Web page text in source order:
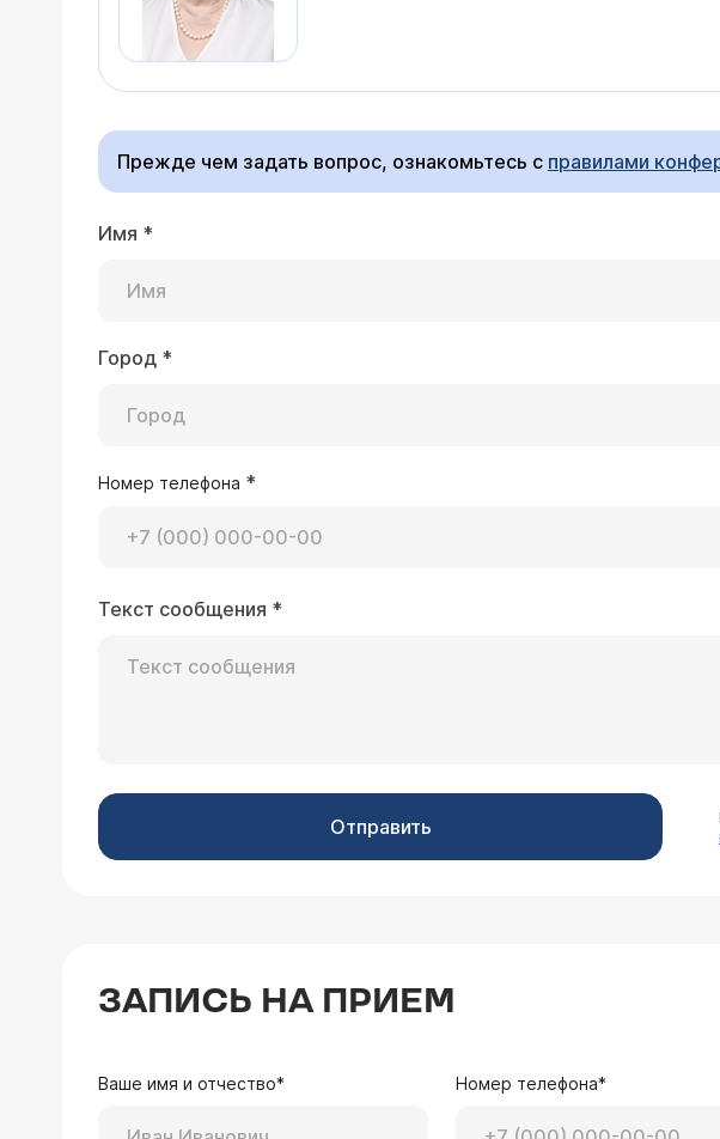
Прежде чем задать вопрос, ознакомьтесь с правилами
Имя *
Город *
Номер телефона *
Текст сообщения *
Отправить
ЗАПИСЬ НА ПРИЕМ
Ваше имя и отчество* Номер телефона*